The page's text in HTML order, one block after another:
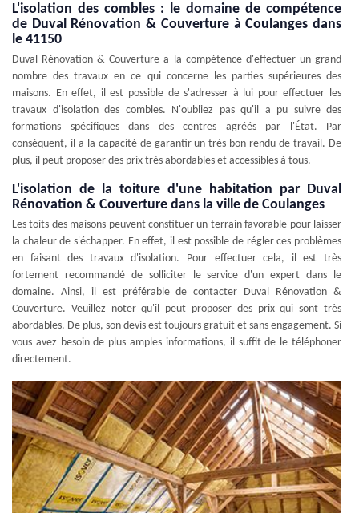
L'isolation des combles : le domaine de compétence
de Duval Rénovation & Couverture à Coulanges dans
le 41150
Duval Rénovation & Couverture a la compétence d'effectuer un grand
nombre des travaux en ce qui concerne les parties supérieures des
maisons. En effet, il est possible de s'adresser à lui pour effectuer les
travaux d'isolation des combles. N'oubliez pas qu'il a pu suivre des
formations spécifiques dans des centres agréés par l'État. Par
conséquent, il a la capacité de garantir un très bon rendu de travail. De
plus, il peut proposer des prix très abordables et accessibles à tous.
L'isolation de la toiture d'une habitation par Duval
Rénovation & Couverture dans la ville de Coulanges
Les toits des maisons peuvent constituer un terrain favorable pour laisser
la chaleur de s'échapper. En effet, il est possible de régler ces problèmes
en faisant des travaux d'isolation. Pour effectuer cela, il est très
fortement recommandé de solliciter le service d'un expert dans le
domaine. Ainsi, il est préférable de contacter Duval Rénovation &
Couverture. Veuillez noter qu'il peut proposer des prix qui sont très
abordables. De plus, son devis est toujours gratuit et sans engagement. Si
vous avez besoin de plus amples informations, il suffit de le téléphoner
directement.